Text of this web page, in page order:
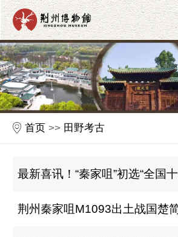
首页 >> 田野考古
最新喜讯！“秦家咀”初选“全国十
荆州秦家咀M1093出土战国楚